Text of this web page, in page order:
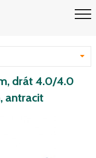
drát 4.0/4.0
antracit